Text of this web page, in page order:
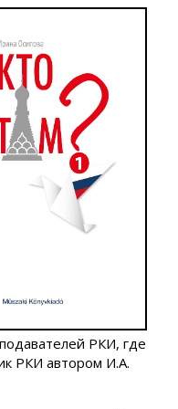
РКИ, где
РКИ автором И.А.